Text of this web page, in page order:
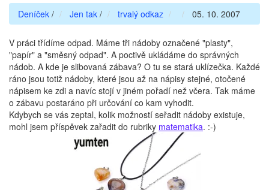
Deníček / Jen tak / trvalý odkaz 05. 10. 2007
V práci třídíme odpad. Máme tři nádoby označené "plasty",
"papír" a "směsný odpad". A poctivě ukládáme do správných
nádob. A kde je slibovaná zábava? O tu se stará uklízečka. Každé
ráno jsou totiž nádoby, které jsou až na nápisy stejné, otočené
nápisem ke zdi a navíc stojí v jiném pořadí než včera. Tak máme
o zábavu postaráno při určování co kam vyhodit.
Kdybych se vás zeptal, kolik možností seřadit nádoby existuje,
mohl jsem příspěvek zařadit do rubriky matematika. :-)